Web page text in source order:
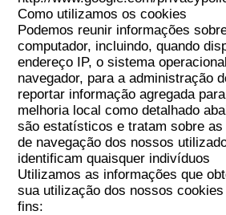
Como utilizamos os cookies
Podemos reunir informações
computador, incluindo, quando
endereço IP, o sistema
navegador, para a administração
reportar informação agregada
melhoria local como detalhado
são estatísticos e tratam sobre as
de navegação dos nossos
identificam quaisquer indivíduos
Utilizamos as informações que
sua utilização dos nossos
fins: